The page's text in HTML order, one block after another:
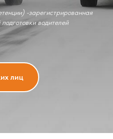
-зарегистрированная
водителей
лиц